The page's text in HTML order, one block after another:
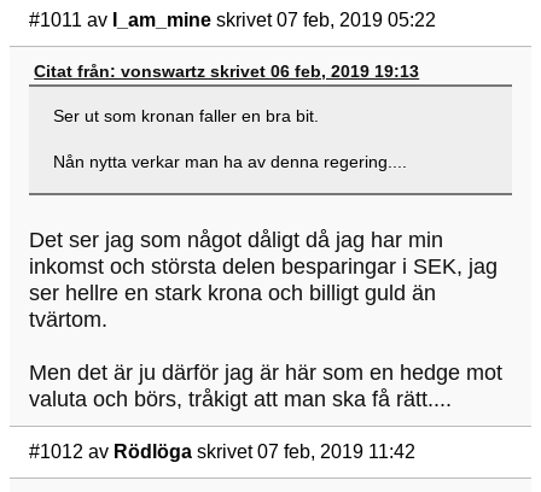
#1011 av I_am_mine skrivet 07 feb, 2019 05:22
Citat från: vonswartz skrivet 06 feb, 2019 19:13
Ser ut som kronan faller en bra bit.
Nån nytta verkar man ha av denna regering....
Det ser jag som något dåligt då jag har min
inkomst och största delen besparingar i SEK, jag
ser hellre en stark krona och billigt guld än
tvärtom.
Men det är ju därför jag är här som en hedge mot
valuta och börs, tråkigt att man ska få rätt....
#1012 av Rödlöga skrivet 07 feb, 2019 11:42